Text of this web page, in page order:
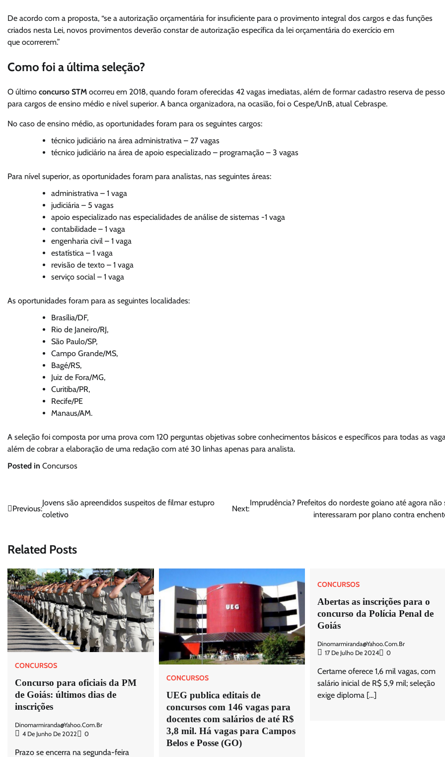
De acordo com a proposta, “se a autorização orçamentária for insuficiente para o provimento integral dos cargos e das funções
criados nesta Lei, novos provimentos deverão constar de autorização específica da lei orçamentária do exercício em
que ocorrerem.”
Como foi a última seleção?
O último concurso STM ocorreu em 2018, quando foram oferecidas 42 vagas imediatas, além de formar cadastro reserva de
para cargos de ensino médio e nível superior. A banca organizadora, na ocasião, foi o Cespe/UnB, atual Cebraspe.
No caso de ensino médio, as oportunidades foram para os seguintes cargos:
técnico judiciário na área administrativa – 27 vagas
técnico judiciário na área de apoio especializado – programação – 3 vagas
Para nível superior, as oportunidades foram para analistas, nas seguintes áreas:
administrativa – 1 vaga
judiciária – 5 vagas
apoio especializado nas especialidades de análise de sistemas -1 vaga
contabilidade – 1 vaga
engenharia civil – 1 vaga
estatística – 1 vaga
revisão de texto – 1 vaga
serviço social – 1 vaga
As oportunidades foram para as seguintes localidades:
Brasília/DF,
Rio de Janeiro/RJ,
São Paulo/SP,
Campo Grande/MS,
Bagé/RS,
Juiz de Fora/MG,
Curitiba/PR,
Recife/PE
Manaus/AM.
A seleção foi composta por uma prova com 120 perguntas objetivas sobre conhecimentos básicos e específicos para todas as
além de cobrar a elaboração de uma redação com até 30 linhas apenas para analista.
Posted in Concursos
Navegação
Post
Previous:
Jovens são apreendidos suspeitos de filmar estupro
coletivo
Next:
Imprudência? Prefeitos do nordeste goiano até agora não
interessaram por plano contra
Related Posts
CONCURSOS
Concurso para oficiais da PM
de Goiás: últimos dias de
inscrições
Dinomarmiranda@yahoo.com.br
4 De Junho De 2022
0
Prazo se encerra na segunda-feira
CONCURSOS
UEG publica editais de
concursos com 146 vagas para
docentes com salários de até R$
3,8 mil. Há vagas para Campos
Belos e Posse (GO)
CONCURSOS
Abertas as inscrições para o
concurso da Polícia Penal de
Goiás
Dinomarmiranda@yahoo.com.br
17 De Julho De 2024
0
Certame oferece 1,6 mil vagas, com
salário inicial de R$ 5,9 mil; seleção
exige diploma […]